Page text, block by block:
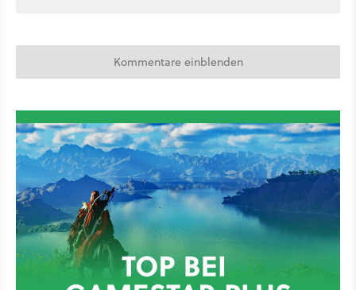
Kommentare einblenden